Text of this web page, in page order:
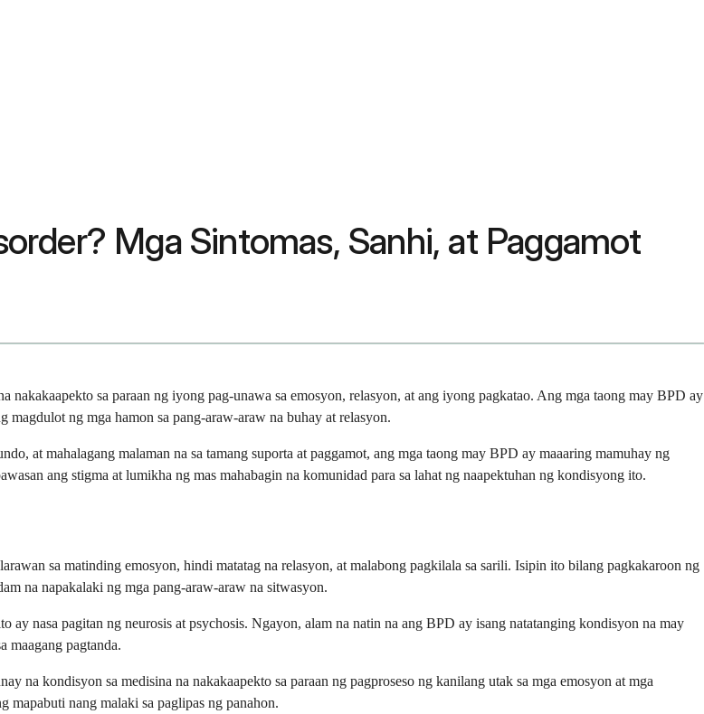
Mga Sintomas, Sanhi, at Paggamot
sa paraan ng iyong pag-unawa sa emosyon, relasyon, at ang iyong pagkatao. Ang mga taong may BPD ay
ng mga hamon sa pang-araw-araw na buhay at relasyon.
at mahalagang malaman na sa tamang suporta at paggamot, ang mga taong may BPD ay maaaring mamuhay ng
ang stigma at lumikha ng mas mahabagin na komunidad para sa lahat ng naapektuhan ng kondisyong ito.
sa matinding emosyon, hindi matatag na relasyon, at malabong pagkilala sa sarili. Isipin ito bilang pagkakaroon ng
na napakalaki ng mga pang-araw-araw na sitwasyon.
nasa pagitan ng neurosis at psychosis. Ngayon, alam na natin na ang BPD ay isang natatanging kondisyon na may
maagang pagtanda.
kondisyon sa medisina na nakakaapekto sa paraan ng pagproseso ng kanilang utak sa mga emosyon at mga
mapabuti nang malaki sa paglipas ng panahon.